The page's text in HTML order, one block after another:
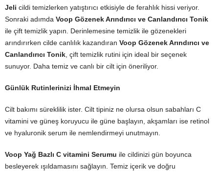
Jeli cildi temizlerken yatıştırıcı etkisiyle de ferahlık hissi veriyor.
Sonraki adımda Voop Gözenek Arındırıcı ve Canlandırıcı Tonik
ile çift temizlik yapın. Derinlemesine temizlik ile gözenekleri
arındırırken cilde canlılık kazandıran Voop Gözenek Arındırıcı ve
Canlandırıcı Tonik , çift temizlik rutini için ideal bir seçenek
sunuyor. Daha temiz ve canlı bir cilt için öneriliyor.
Günlük Rutinlerinizi İhmal Etmeyin
Cilt bakımı süreklilik ister. Cilt tipiniz ne olursa olsun sabahları C
vitamini ve güneş koruyucu ile güne başlayın, akşamları ise retinol
ve hyaluronik serum ile nemlendirmeyi unutmayın.
Voop Yağ Bazlı C vitamini Serumu ile cildinizi gün boyunca
besleyerek ışıldamasını sağlayın. Temiz içerik ve doğru